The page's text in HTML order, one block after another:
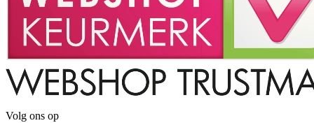
Volg ons op